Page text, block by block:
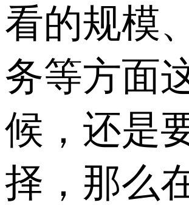
看的规模
务等方面
候，还是
择，那么